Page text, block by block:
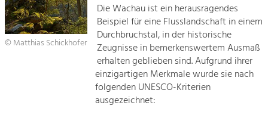
© Matthias Schickhofer
Die Wachau ist ein herausragendes
Beispiel für eine Flusslandschaft in einem
Durchbruchstal, in der historische
Zeugnisse in bemerkenswertem Ausmaß
erhalten geblieben sind. Aufgrund ihrer
einzigartigen Merkmale wurde sie nach
folgenden UNESCO-Kriterien
ausgezeichnet: